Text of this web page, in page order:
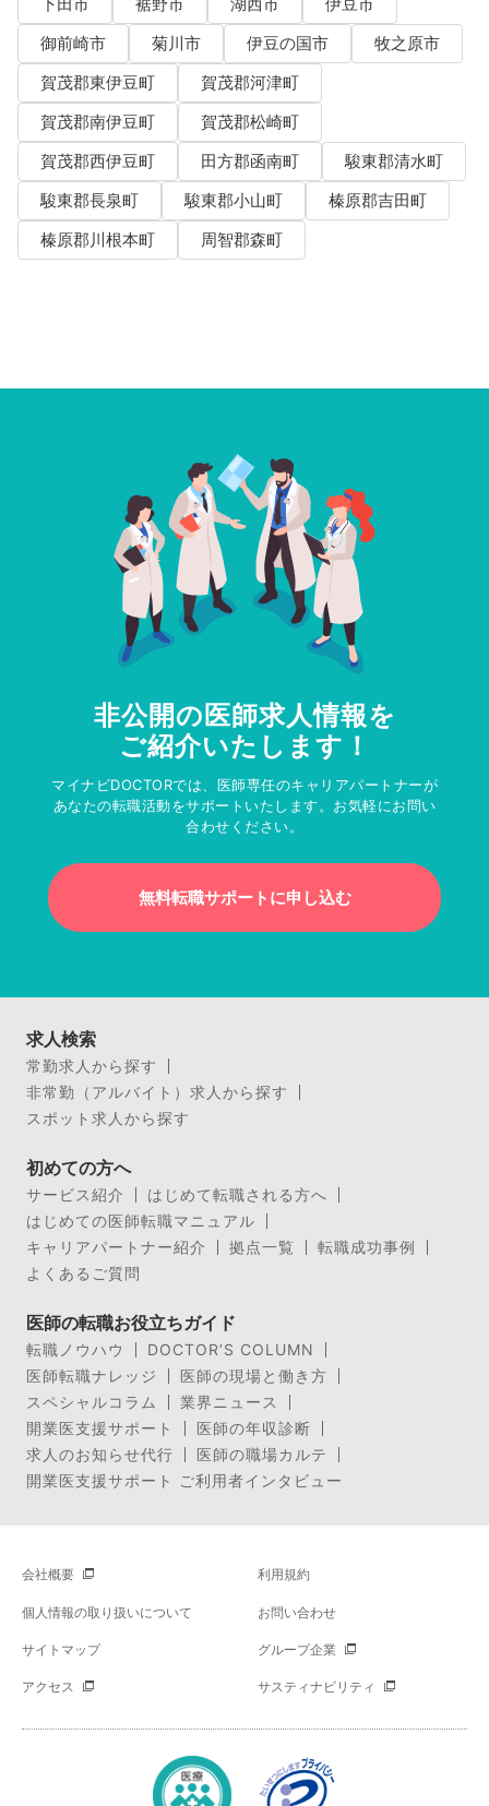
下田市
裾野市 湖西市
伊豆市
御前崎市
菊川市 伊豆の国市
牧之原市
賀茂郡東伊豆町
賀茂郡河津町
賀茂郡南伊豆町
賀茂郡松崎町
賀茂郡西伊豆町
田方郡函南町
駿東郡清水町
駿東郡長泉町
駿東郡小山町
榛原郡吉田町
榛原郡川根本町
周智郡森町
非公開の医師求人情報を
ご紹介いたします！
マイナビDOCTORでは、医師専任のキャリアパートナーが
あなたの転職活動をサポートいたします。お気軽にお問い
合わせください。
無料転職サポートに申し込む
求人検索
常勤求人から探す
非常勤（アルバイト）求人から探す
スポット求人から探す
初めての方へ
サービス紹介
はじめて転職される方へ
はじめての医師転職マニュアル
キャリアパートナー紹介
拠点一覧
転職成功事例
よくあるご質問
医師の転職お役立ちガイド
転職ノウハウ
DOCTOR’S COLUMN
医師転職ナレッジ
医師の現場と働き方
スペシャルコラム
業界ニュース
開業医支援サポート
医師の年収診断
求人のお知らせ代行
医師の職場カルテ
開業医支援サポート ご利用者インタビュー
会社概要 利用規約
個人情報の取り扱いについて お問い合わせ
サイトマップ グループ企業
アクセス サスティナビリティ